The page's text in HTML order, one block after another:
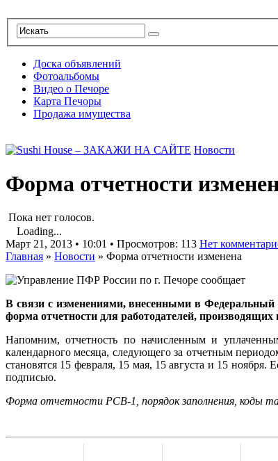
Доска объявлений
Фотоальбомы
Видео о Печоре
Карта Печоры
Продажа имущества
Новости
Форма отчетности
Пока нет голосов.
Loading...
Март 21, 2013 • 10:01 • Просмотров: 113 Нет
Главная » Новости » Форма отчетности изменена
В связи с изменениями, внесенными в
форма отчетности для работодателей,
Напомним, отчетность по начисленным и
календарного месяца, следующего за отчетным
становятся 15 февраля, 15 мая, 15 августа и 15
подписью.
Форма отчетности РСВ-1, порядок заполнения, коды